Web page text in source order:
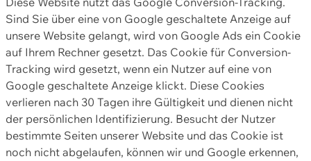
Sind Sie über eine von Google geschaltete Anzeige auf
unsere Website gelangt, wird von Google Ads ein Cookie
auf Ihrem Rechner gesetzt. Das Cookie für Conversion-
Tracking wird gesetzt, wenn ein Nutzer auf eine von
Google geschaltete Anzeige klickt. Diese Cookies
verlieren nach 30 Tagen ihre Gültigkeit und dienen nicht
der persönlichen Identifizierung. Besucht der Nutzer
bestimmte Seiten unserer Website und das Cookie ist
noch nicht abgelaufen, können wir und Google erkennen,